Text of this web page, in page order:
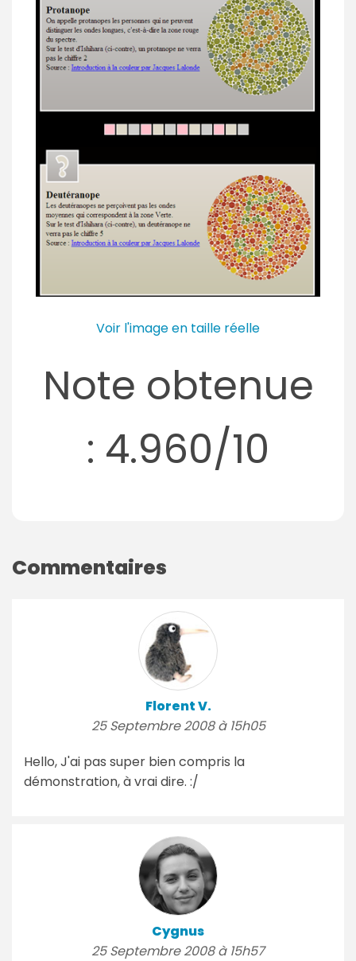
Voir l'image en taille réelle
Note obtenue
: 4.960/10
Commentaires
Florent V.
25 Septembre 2008 à 15h05
Hello, J'ai pas super bien compris la
démonstration, à vrai dire. :/
Cygnus
25 Septembre 2008 à 15h57